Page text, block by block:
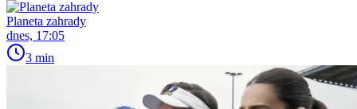
Planeta zahrady
dnes, 17:05
3 min